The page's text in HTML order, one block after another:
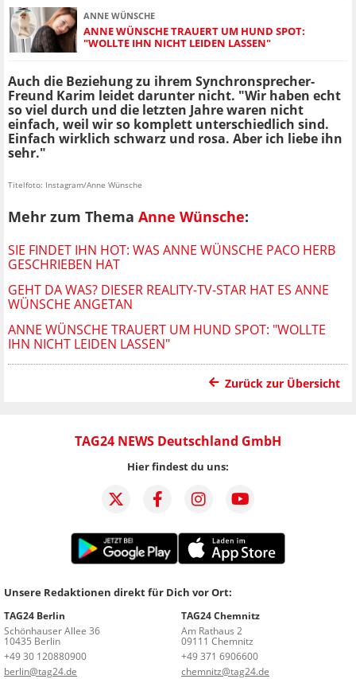
ANNE WÜNSCHE
ANNE WÜNSCHE TRAUERT UM HUND SPOT:
"WOLLTE IHN NICHT LEIDEN LASSEN"
Auch die Beziehung zu ihrem Synchronsprecher-
Freund Karim leidet darunter nicht. "Wir haben echt
so viel durch und die letzten Jahre waren nicht
einfach, weil wir so komplett unterschiedlich sind.
Einfach wirklich schwarz und rosa. Aber ich liebe ihn
sehr."
Titelfoto: Instagram/Anne Wünsche
Mehr zum Thema Anne Wünsche:
SIE FINDET IHN HOT: WAS ANNE WÜNSCHE PACO HERB
GESCHRIEBEN HAT
GEHT DA WAS? DIESER REALITY-TV-STAR HAT ES ANNE
WÜNSCHE ANGETAN
ANNE WÜNSCHE TRAUERT UM HUND SPOT: "WOLLTE
IHN NICHT LEIDEN LASSEN"
Zurück zur Übersicht
TAG24 NEWS Deutschland GmbH
Hier findest du uns:
Unsere Redaktionen direkt für Dich vor Ort:
TAG24 Berlin
Schönhauser Allee 36
10435 Berlin
+49 30 120880900
berlin@tag24.de
TAG24 Chemnitz
Am Rathaus 2
09111 Chemnitz
+49 371 6906600
chemnitz@tag24.de